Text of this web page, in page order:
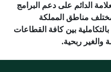
الدائم على دعم البرامج
مناطق المملكة
بالتكاملية بين كافة القطاعات
والغير ربحية.